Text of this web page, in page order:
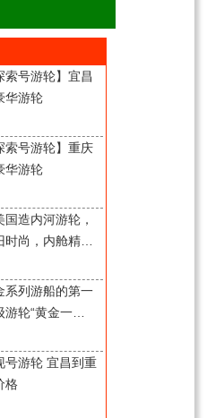
索号游轮】宜昌
华游轮
索号游轮】重庆
华游轮
国造内河游轮，
时尚，内舱精
全，服务周
着一股淡淡的美
之很值得
系列游船的第一
游轮“黄金一
营，是一个改写
航运史的日子，
上最大、最先进
游轮
号游轮 宜昌到重
格